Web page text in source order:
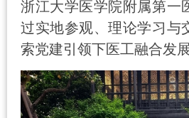
浙江大学医学院附属第一
过实地参观、理论学习与
索党建引领下医工融合发